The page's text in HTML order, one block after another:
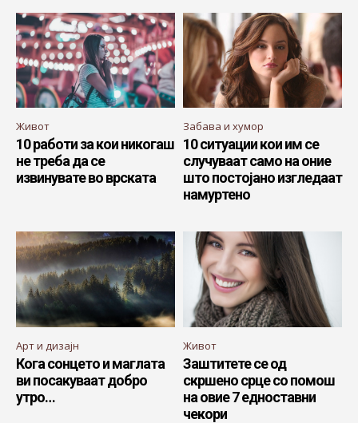
Живот
10 работи за кои никогаш
не треба да се
извинувате во врската
Забава и хумор
10 ситуации кои им се
случуваат само на оние
што постојано изгледаат
намуртено
Арт и дизајн
Кога сонцето и маглата
ви посакуваат добро
утро…
Живот
Заштитете се од
скршено срце со помош
на овие 7 едноставни
чекори